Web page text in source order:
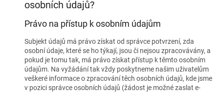
osobních údajů?
Právo na přístup k osobním údajům
Subjekt údajů má právo získat od správce potvrzení, zda
osobní údaje, které se ho týkají, jsou či nejsou zpracovávány, a
pokud je tomu tak, má právo získat přístup k těmto osobním
údajům. Na vyžádání tak vždy poskytneme našim uživatelům
veškeré informace o zpracování těch osobních údajů, kde jsme
v pozici správce osobních údajů (žádost je možné zaslat e-